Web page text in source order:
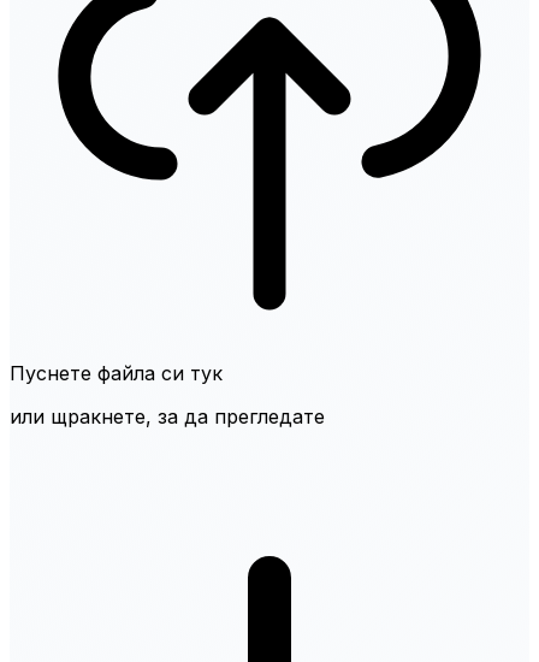
Пуснете файла си тук
или щракнете, за да прегледате